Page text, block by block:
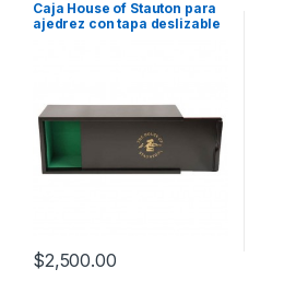
Caja House of Stauton para
ajedrez con tapa deslizable
$2,500.00